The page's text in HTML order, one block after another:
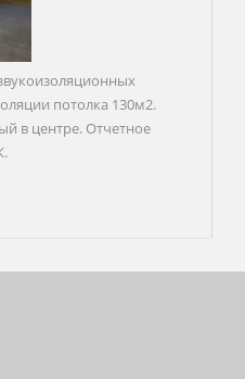
потолка 130м2.
в центре. Отчетное